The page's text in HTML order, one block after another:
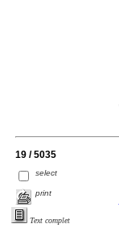
19 / 5035
select
print
Text complet